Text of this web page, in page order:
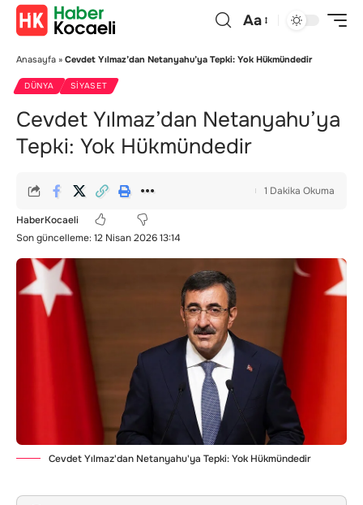
Aa
Anasayfa » Cevdet Yılmaz’dan Netanyahu’ya Tepki: Yok Hükmündedir
DÜNYA SIYASET
Cevdet Yılmaz’dan Netanyahu’ya
Tepki: Yok Hükmündedir
Son güncelleme: 12 Nisan 2026 13:14
HaberKocaeli
1 Dakika Okuma
Cevdet Yılmaz'dan Netanyahu'ya Tepki: Yok Hükmündedir